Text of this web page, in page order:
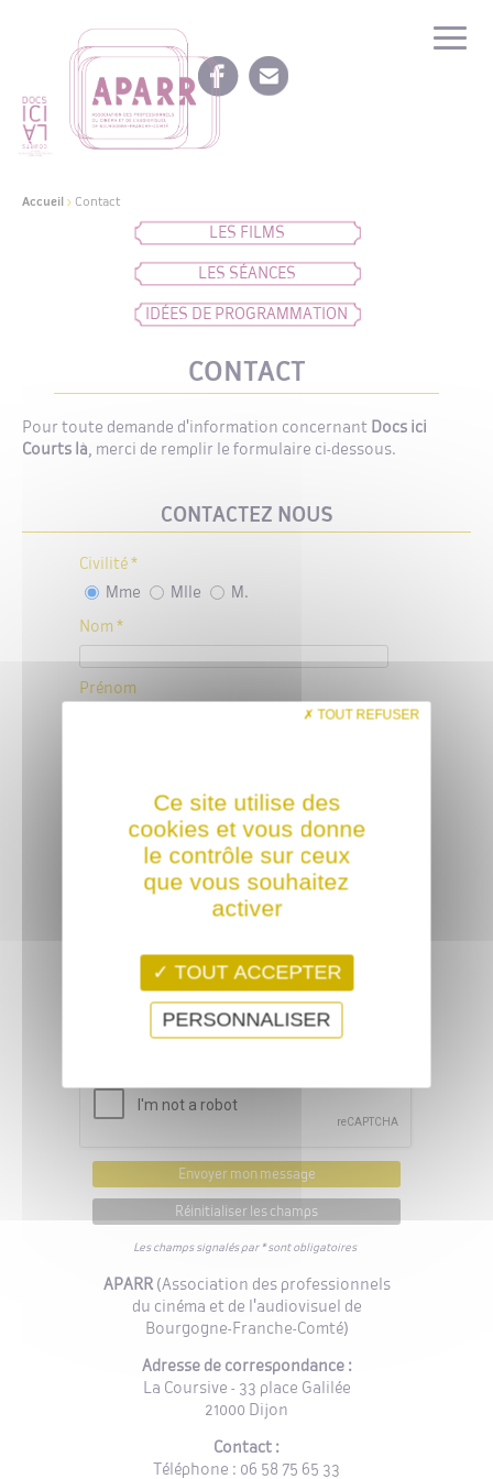
Accueil > Contact
LES FILMS
LES SÉANCES
IDÉES DE PROGRAMMATION
CONTACT
Pour toute demande d'information concernant Docs ici
Courts là, merci de remplir le formulaire ci-dessous.
CONTACTEZ NOUS
Civilité *
Mme
Mlle
M.
Nom *
Prénom
Portable
Message *
Les champs signalés par * sont obligatoires
APARR(Association des professionnels
du cinéma et de l'audiovisuel de
Bourgogne-Franche-Comté)
Adresse de correspondance :
La Coursive - 33 place Galilée
21000 Dijon
Contact :
Téléphone : 06 58 75 65 33
Ce site utilise des
cookies et vous donne
le contrôle sur ceux
que vous souhaitez
activer
TOUT ACCEPTER
TOUT REFUSER
PERSONNALISER